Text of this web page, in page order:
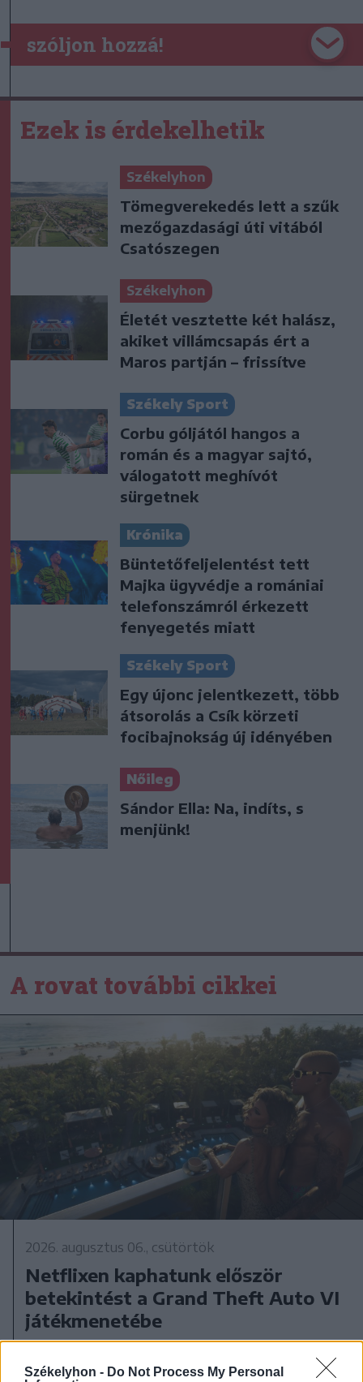
Székelyhon - Do Not Process My Personal
szóljon hozzá!
Ezek is érdekelhetik
Székelyhon
Tömegverekedés lett a szűk
mezőgazdasági úti vitából
Csatószegen
Székelyhon
Életét vesztette két halász,
akiket villámcsapás ért a
Maros partján – frissítve
Székely Sport
Corbu góljától hangos a
román és a magyar sajtó,
válogatott meghívót
sürgetnek
Krónika
Büntetőfeljelentést tett
Majka ügyvédje a romániai
telefonszámról érkezett
fenyegetés miatt
Székely Sport
Egy újonc jelentkezett, több
átsorolás a Csík körzeti
focibajnokság új idényében
Nőileg
Sándor Ella: Na, indíts, s
menjünk!
A rovat további cikkei
2026. augusztus 06., csütörtök
Netflixen kaphatunk először
betekintést a Grand Theft Auto VI
játékmenetébe